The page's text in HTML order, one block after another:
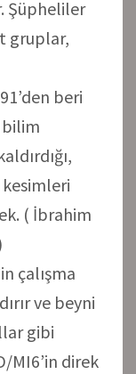
Şüpheliler
gruplar,
beri
bilim
( İbrahim
çalışma
ve beyni
gibi
MI6’in direk